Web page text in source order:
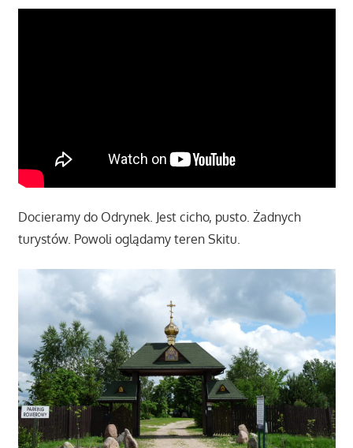
Docieramy do Odrynek. Jest cicho, pusto. Żadnych
turystów. Powoli oglądamy teren Skitu.